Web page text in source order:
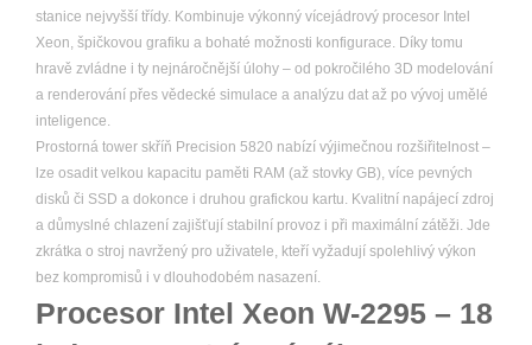
stanice nejvyšší třídy. Kombinuje výkonný vícejádrový procesor Intel
Xeon, špičkovou grafiku a bohaté možnosti konfigurace. Díky tomu
hravě zvládne i ty nejnáročnější úlohy – od pokročilého 3D modelování
a renderování přes vědecké simulace a analýzu dat až po vývoj umělé
inteligence.
Prostorná tower skříň Precision 5820 nabízí výjimečnou rozšiřitelnost –
lze osadit velkou kapacitu paměti RAM (až stovky GB), více pevných
disků či SSD a dokonce i druhou grafickou kartu. Kvalitní napájecí zdroj
a důmyslné chlazení zajišťují stabilní provoz i při maximální zátěži. Jde
zkrátka o stroj navržený pro uživatele, kteří vyžadují spolehlivý výkon
bez kompromisů i v dlouhodobém nasazení.
Procesor Intel Xeon W-2295 – 18